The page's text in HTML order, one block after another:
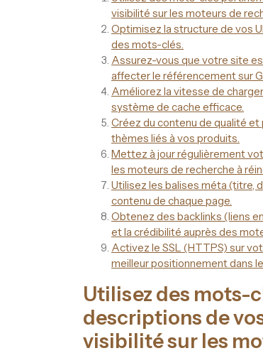
visibilité sur les moteurs de
Optimisez la structure de vos
des mots-clés.
Assurez-vous que votre site
affecter le référencement sur
Améliorez la vitesse de
système de cache efficace.
Créez du contenu de qualité
thèmes liés à vos produits.
Mettez à jour régulièrement
les moteurs de recherche à
Utilisez les balises méta (titre,
contenu de chaque page.
Obtenez des backlinks (liens
et la crédibilité auprès des
Activez le SSL (HTTPS) sur
meilleur positionnement dans
Utilisez des mots-
descriptions de
visibilité sur les